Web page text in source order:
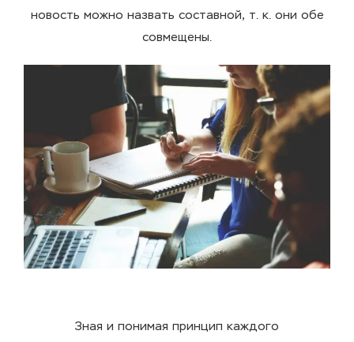
новость можно назвать составной, т. к. они обе
совмещены.
Зная и понимая принцип каждого